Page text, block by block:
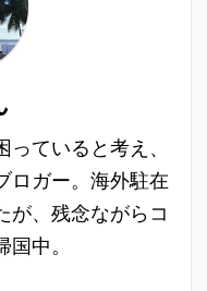
ていると考え、
ロガー。海外駐在
が、残念ながらコ
中。